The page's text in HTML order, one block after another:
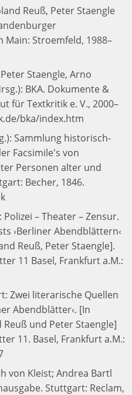
Reuß, Peter Staengle
Main: Stroemfeld, 1988–
Staengle, Arno
BKA. Dokumente &
für Textkritik e. V., 2000–
bka/index.htm
Sammlung historisch-
Facsimile's von
Personen alter und
Becher, 1846.
Polizei – Theater – Zensur.
›Berliner Abendblättern‹
Reuß, Peter Staengle].
11 Basel, Frankfurt a.M.:
Zwei literarische Quellen
Abendblätter‹. [In
und Peter Staengle]
11. Basel, Frankfurt a.M.:
von Kleist; Andrea Bartl
Stuttgart: Reclam,